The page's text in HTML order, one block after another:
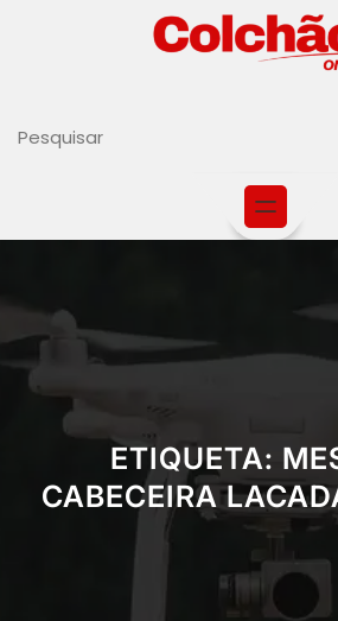
c
ETIQUETA:
CABECEIRA